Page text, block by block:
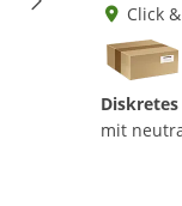
Click
mit